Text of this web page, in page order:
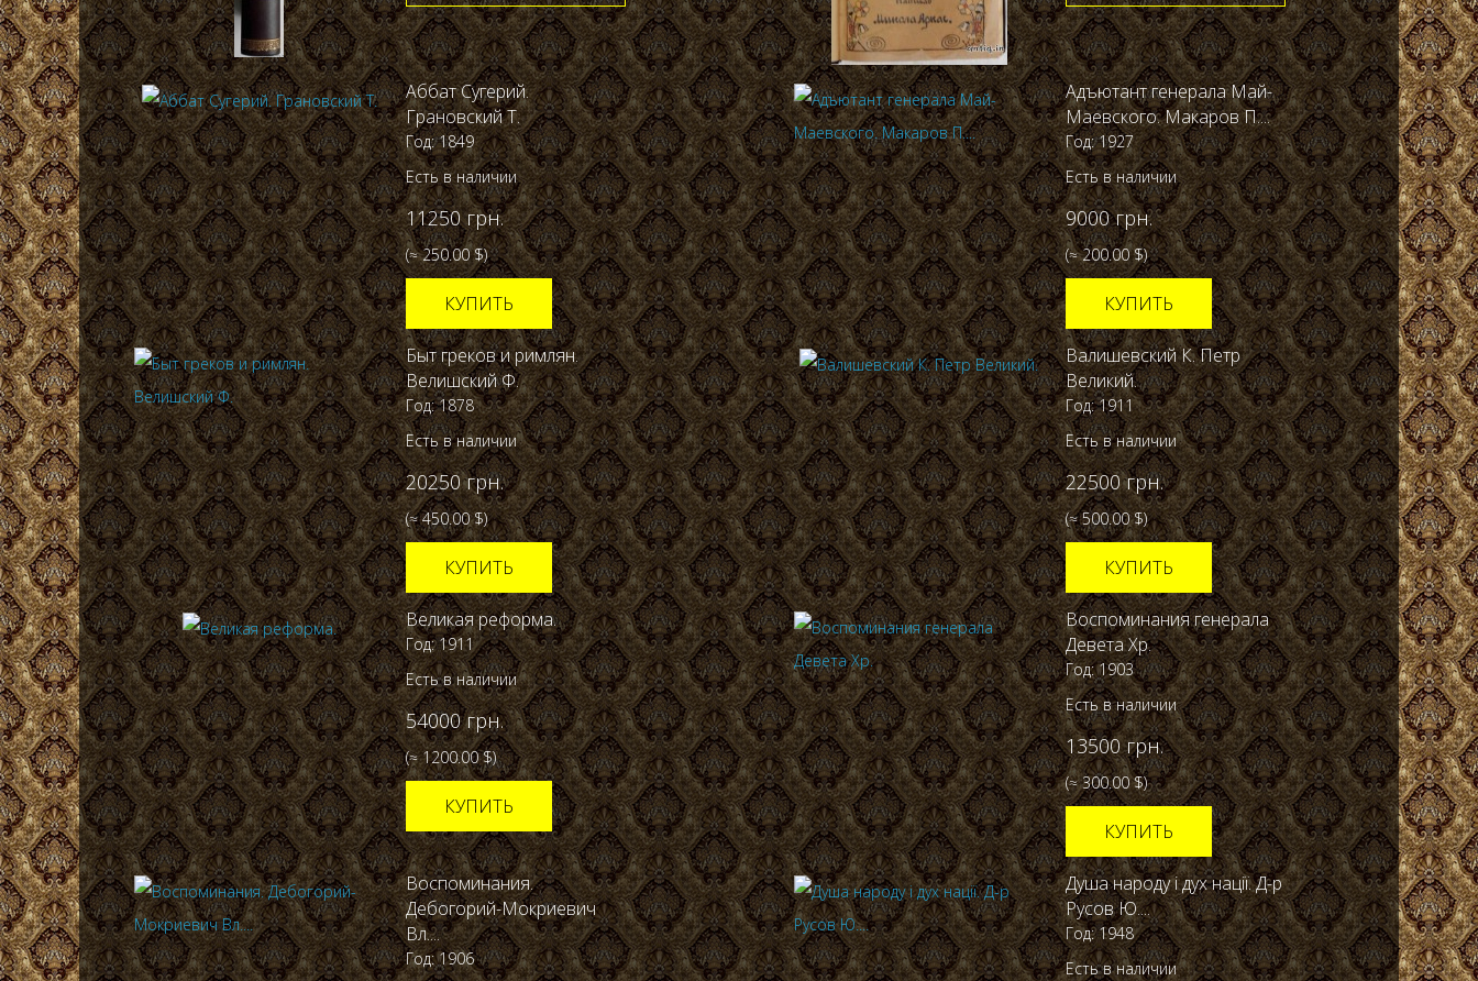
Аббат Сугерий.
Грановский Т.
Год: 1849
Есть в наличии
11250 грн.
(≈ 250.00 $)
КУПИТЬ
Адъютант генерала Май-
Маевского. Макаров П....
Год: 1927
Есть в наличии
9000 грн.
(≈ 200.00 $)
КУПИТЬ
Быт греков и римлян.
Велишский Ф.
Год: 1878
Есть в наличии
20250 грн.
(≈ 450.00 $)
КУПИТЬ
Валишевский К. Петр
Великий.
Год: 1911
Есть в наличии
22500 грн.
(≈ 500.00 $)
КУПИТЬ
Великая реформа.
Год: 1911
Есть в наличии
54000 грн.
(≈ 1200.00 $)
КУПИТЬ
Воспоминания генерала
Девета Хр.
Год: 1903
Есть в наличии
13500 грн.
(≈ 300.00 $)
КУПИТЬ
Воспоминания.
Дебогорий-Мокриевич
Вл....
Год: 1906
Душа народу і дух нації. Д-р
Русов Ю....
Год: 1948
Есть в наличии